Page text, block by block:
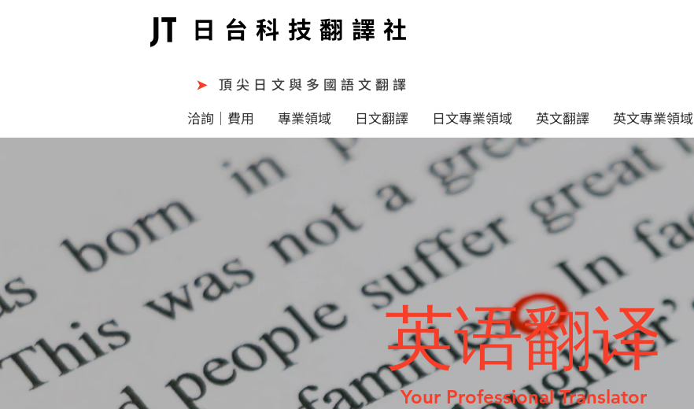
日台科技翻譯社
➤ 頂尖日文與多國語文翻譯
洽詢｜費用
專業領域 日文翻譯 日文專業領域 英文翻譯 英文專業領域
英语翻译
Your Professional Translator